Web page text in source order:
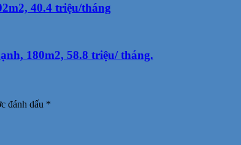
40.4 triệu/tháng
180m2, 58.8 triệu/ tháng.
đánh dấu *